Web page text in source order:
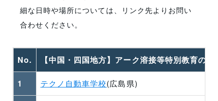
細な日時や場所については、リンク先よりお問い
合わせください。
No. 【中国・四国地方】アーク溶接等特別教育の実
1 テクノ自動車学校(広島県)